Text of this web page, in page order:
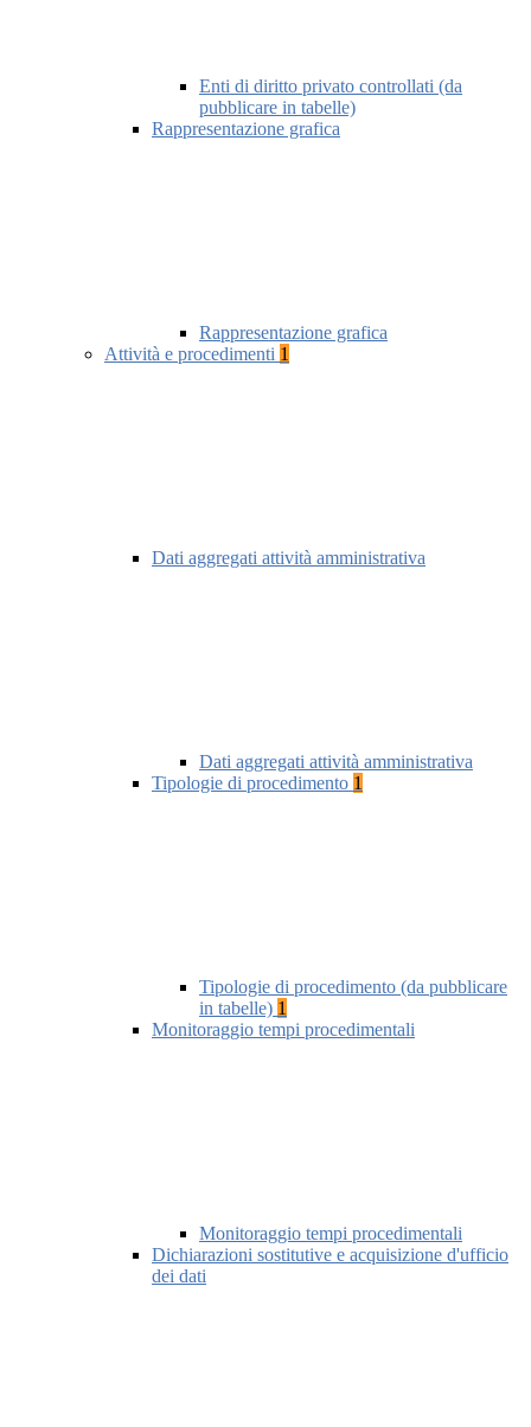
Enti di diritto privato controllati (da
pubblicare in tabelle)
Rappresentazione grafica
Rappresentazione grafica
Attività e procedimenti 1
Dati aggregati attività amministrativa
Dati aggregati attività amministrativa
Tipologie di procedimento 1
Tipologie di procedimento (da pubblicare
in tabelle) 1
Monitoraggio tempi procedimentali
Monitoraggio tempi procedimentali
Dichiarazioni sostitutive e acquisizione d'ufficio
dei dati